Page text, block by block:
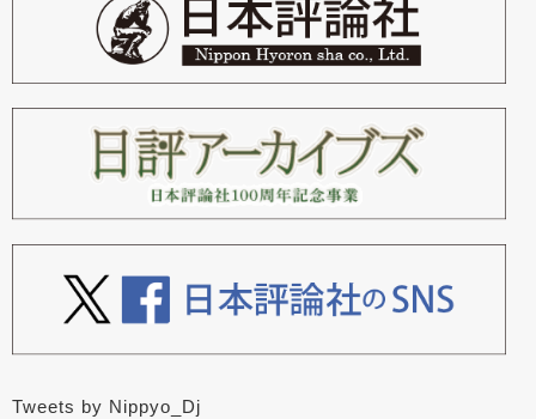
Tweets by Nippyo_Dj